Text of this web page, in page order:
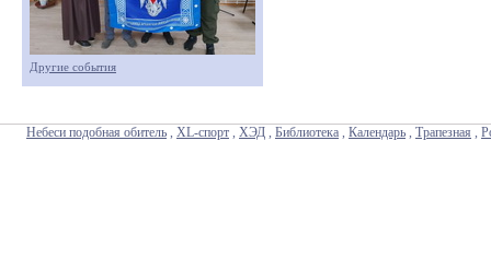
Другие события
Небеси подобная обитель , XL-спорт , ХЭД , Библиотека , Календарь , Трапезная ,